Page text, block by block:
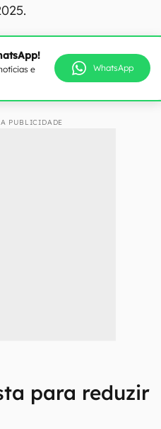
e
WhatsApp
PUBLICIDADE
para reduzir